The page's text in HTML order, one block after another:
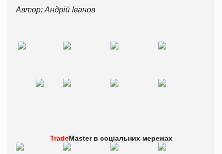
Автор: Андрій Іванов
TradeMaster в соціальних мережах